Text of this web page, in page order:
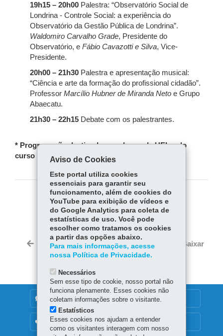
19h15 – 20h00 Palestra: “Observatório Social de
Londrina - Controle Social: a experiência do
Observatório da Gestão Pública de Londrina”.
Waldomiro Carvalho Grade, Presidente do
Observatório, e Fábio Cavazotti e Silva, Vice-
Presidente.
20h00 – 21h30 Palestra e apresentação musical:
“Ciência e arte da formação do profissional cidadão”.
Professor Marcílio Hubner de Miranda Netoe Grupo
Abaecatu.
21h30 – 22h15 Debate com os palestrantes.
* Programação destinada aos alunos da UEL e do
curso de Educação Profissional.
COMPARTILHE:
Fa
ce
bo
ok
Tw
itt
er
W
ha
Ap
Voltar Início Imprimir Baixar
DENUNCIE CORRUPÇÃO
OUVIDORIA
Aviso de Cookies
Este portal utiliza cookies
essenciais para garantir seu
funcionamento, além de cookies do
YouTube para exibição de vídeos e
do Google Analytics para coleta de
estatísticas de uso. Você pode
escolher como tratamos os cookies
a partir das opções abaixo.
Para mais informações, acesse
nossa Política de Privacidade.
Necessários
Sem esse tipo de cookie, nosso portal não
funciona plenamente. Esses cookies não
coletam informações sobre o visitante.
Estatísticos
Esses cookies nos ajudam a entender
como os visitantes interagem com nosso